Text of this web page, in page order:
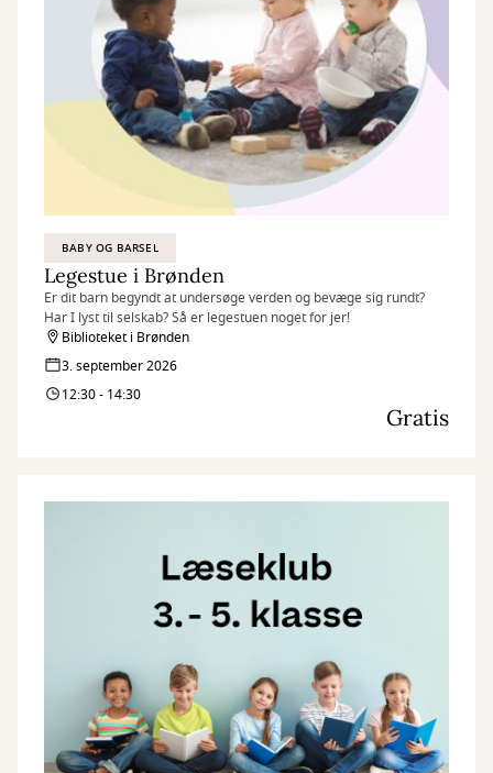
BABY OG BARSEL
Legestue i Brønden
Er dit barn begyndt at undersøge verden og bevæge sig rundt?
Har I lyst til selskab? Så er legestuen noget for jer!
Biblioteket i Brønden
3. september 2026
12:30 - 14:30
Gratis